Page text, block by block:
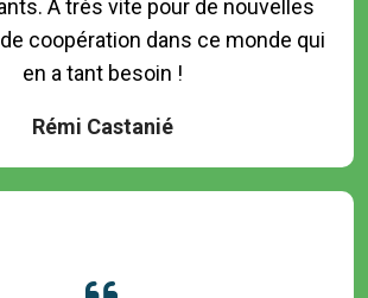
A très vite pour de nouvelles
coopération dans ce monde qui
Rémi Castanié